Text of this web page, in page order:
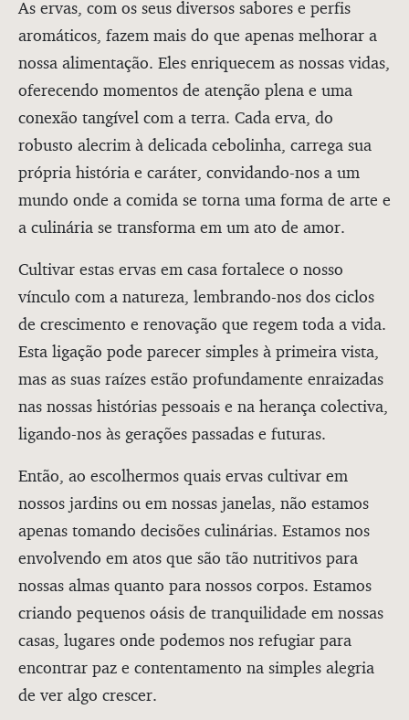
As ervas, com os seus diversos sabores e perfis
aromáticos, fazem mais do que apenas melhorar a
nossa alimentação. Eles enriquecem as nossas vidas,
oferecendo momentos de atenção plena e uma
conexão tangível com a terra. Cada erva, do
robusto alecrim à delicada cebolinha, carrega sua
própria história e caráter, convidando-nos a um
mundo onde a comida se torna uma forma de arte e
a culinária se transforma em um ato de amor.
Cultivar estas ervas em casa fortalece o nosso
vínculo com a natureza, lembrando-nos dos ciclos
de crescimento e renovação que regem toda a vida.
Esta ligação pode parecer simples à primeira vista,
mas as suas raízes estão profundamente enraizadas
nas nossas histórias pessoais e na herança colectiva,
ligando-nos às gerações passadas e futuras.
Então, ao escolhermos quais ervas cultivar em
nossos jardins ou em nossas janelas, não estamos
apenas tomando decisões culinárias. Estamos nos
envolvendo em atos que são tão nutritivos para
nossas almas quanto para nossos corpos. Estamos
criando pequenos oásis de tranquilidade em nossas
casas, lugares onde podemos nos refugiar para
encontrar paz e contentamento na simples alegria
de ver algo crescer.